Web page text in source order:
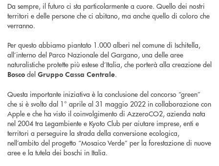
Da sempre, il futuro ci sta particolarmente a cuore. Quello dei nostri
territori e delle persone che ci abitano, ma anche quello di coloro che
verranno.
Per questo abbiamo piantato 1.000 alberi nel comune di Ischitella,
all’interno del Parco Nazionale del Gargano, una delle aree
naturalistiche protette più estese d’Italia, che porterà alla creazione del
Bosco del Gruppo Cassa Centrale.
Questa importante iniziativa è la conclusione del concorso “green”
che si è svolto dal 1° aprile al 31 maggio 2022 in collaborazione con
Apple e che ha visto il coinvolgimento di AzzeroCO2, azienda nata
nel 2004 tra Legambiente e Kyoto Club per aiutare imprese, enti e
territori a perseguire la strada della conversione ecologica,
nell’ambito del progetto “Mosaico Verde” per la forestazione di nuove
aree e la tutela dei boschi in Italia.